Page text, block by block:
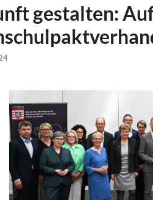
gestalten: